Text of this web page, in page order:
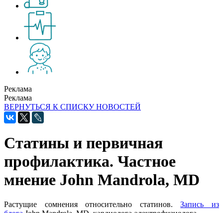
Реклама
Реклама
ВЕРНУТЬСЯ К СПИСКУ НОВОСТЕЙ
Статины и первичная
профилактика. Частное
мнение John Mandrola, MD
Растущие сомнения относительно статинов.Запись из